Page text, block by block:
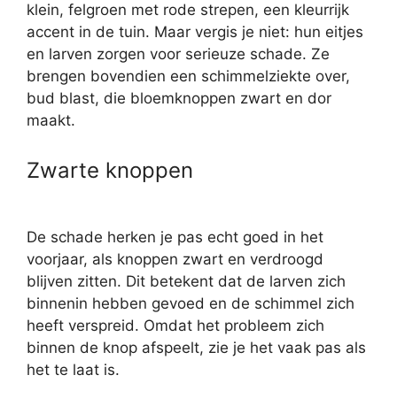
klein, felgroen met rode strepen, een kleurrijk
accent in de tuin. Maar vergis je niet: hun eitjes
en larven zorgen voor serieuze schade. Ze
brengen bovendien een schimmelziekte over,
bud blast, die bloemknoppen zwart en dor
maakt.
Zwarte knoppen
De schade herken je pas echt goed in het
voorjaar, als knoppen zwart en verdroogd
blijven zitten. Dit betekent dat de larven zich
binnenin hebben gevoed en de schimmel zich
heeft verspreid. Omdat het probleem zich
binnen de knop afspeelt, zie je het vaak pas als
het te laat is.